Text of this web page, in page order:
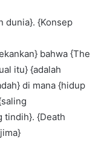
dunia}. {Konsep
bahwa {The
itu} {adalah
di mana {hidup
tindih}. {Death